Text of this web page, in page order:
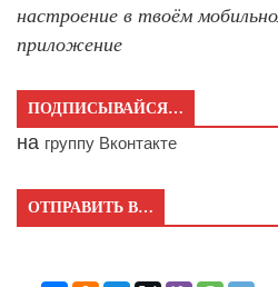
настроение в твоём
приложение
ПОДПИСЫВАЙСЯ…
на группу Вконтакте
ОТПРАВИТЬ В…